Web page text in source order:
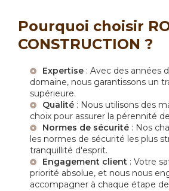
Pourquoi choisir
CONSTRUCTION ?
Expertise : Avec des années
domaine, nous garantissons un
supérieure.
Qualité : Nous utilisons des
choix pour assurer la pérennité
Normes de sécurité : Nos
les normes de sécurité les plus
tranquillité d'esprit.
Engagement client : Votre
priorité absolue, et nous nous
accompagner à chaque étape